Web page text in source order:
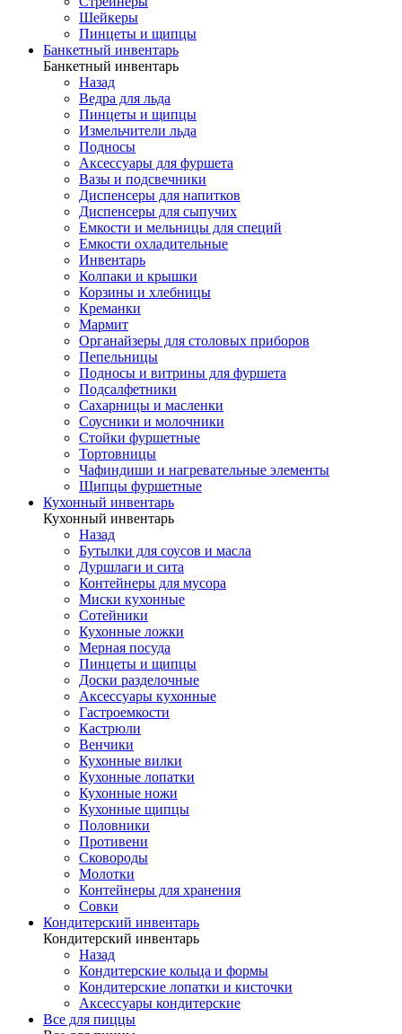
Шейкеры
Пинцеты и щипцы
Банкетный инвентарь
Банкетный инвентарь
Назад
Ведра для льда
Пинцеты и щипцы
Измельчители льда
Подносы
Аксессуары для фуршета
Вазы и подсвечники
Диспенсеры для напитков
Диспенсеры для сыпучих
Емкости и мельницы для специй
Емкости охладительные
Инвентарь
Колпаки и крышки
Корзины и хлебницы
Креманки
Мармит
Органайзеры для столовых приборов
Пепельницы
Подносы и витрины для фуршета
Подсалфетники
Сахарницы и масленки
Соусники и молочники
Стойки фуршетные
Тортовницы
Чафиндиши и нагревательные элементы
Щипцы фуршетные
Кухонный инвентарь
Кухонный инвентарь
Назад
Бутылки для соусов и масла
Дуршлаги и сита
Контейнеры для мусора
Миски кухонные
Сотейники
Кухонные ложки
Мерная посуда
Пинцеты и щипцы
Доски разделочные
Аксессуары кухонные
Гастроемкости
Кастрюли
Венчики
Кухонные вилки
Кухонные лопатки
Кухонные ножи
Кухонные щипцы
Половники
Противени
Сковороды
Молотки
Контейнеры для хранения
Совки
Кондитерский инвентарь
Кондитерский инвентарь
Назад
Кондитерские кольца и формы
Кондитерские лопатки и кисточки
Аксессуары кондитерские
Все для пиццы